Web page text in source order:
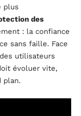
plus
des
: la confiance
sans faille. Face
utilisateurs
évoluer vite,
plan.